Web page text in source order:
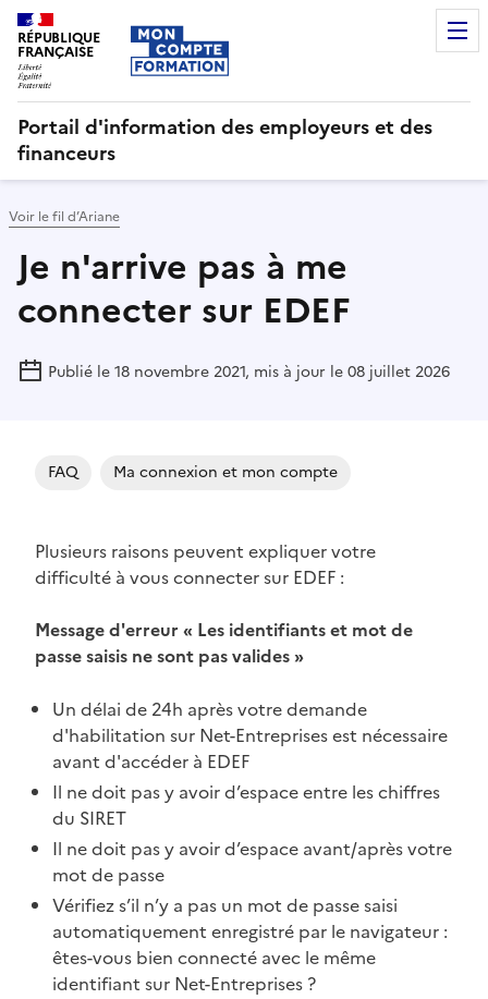
RÉPUBLIQUE
FRANÇAISE
Portail d'information des employeurs et des
financeurs
Voir le fil d’Ariane
Je n'arrive pas à me
connecter sur EDEF
Publié le 18 novembre 2021, mis à jour le 08 juillet 2026
FAQ Ma connexion et mon compte
Plusieurs raisons peuvent expliquer votre
difficulté à vous connecter sur EDEF :
Message d'erreur « Les identifiants et mot de
passe saisis ne sont pas valides »
Un délai de 24h après votre demande
d'habilitation sur Net-Entreprises est nécessaire
avant d'accéder à EDEF
Il ne doit pas y avoir d’espace entre les chiffres
du SIRET
Il ne doit pas y avoir d’espace avant/après votre
mot de passe
Vérifiez s’il n’y a pas un mot de passe saisi
automatiquement enregistré par le navigateur :
êtes-vous bien connecté avec le même
identifiant sur Net-Entreprises ?